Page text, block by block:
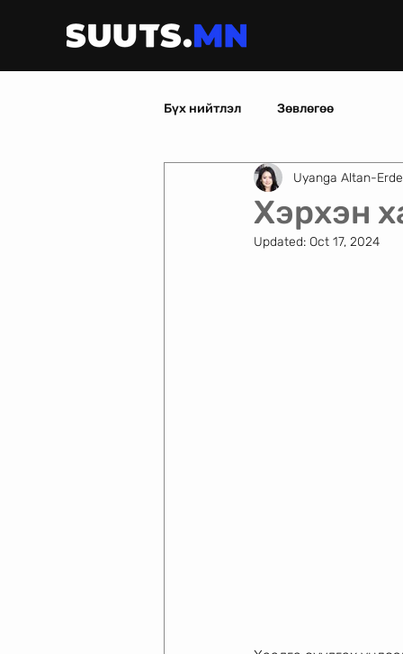
Бүх нийтлэл Зөвлөгөө
Хэрхэн
Uyanga Altan-
Updated: Oct 17, 2024